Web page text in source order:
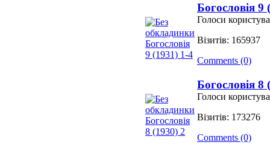
Богословія 9
Голоси
Візитів: 165937
Comments (0)
Богословія 8
Голоси
Візитів: 173276
Comments (0)